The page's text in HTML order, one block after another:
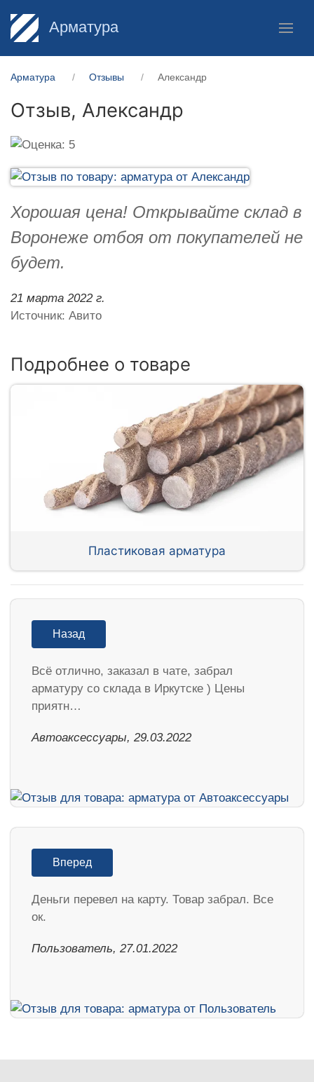
Арматура
Арматура Отзывы Александр
Отзыв, Александр
Хорошая цена! Открывайте склад в
Воронеже отбоя от покупателей не
будет.
21 марта 2022 г.
Источник: Авито
Подробнее о товаре
Пластиковая арматура
Назад
Всё отлично, заказал в чате, забрал
арматуру со склада в Иркутске ) Цены
приятн…
Автоаксессуары, 29.03.2022
Вперед
Деньги перевел на карту. Товар забрал. Все
ок.
Пользователь, 27.01.2022